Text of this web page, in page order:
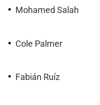
Mohamed Salah
Cole Palmer
Fabián Ruíz